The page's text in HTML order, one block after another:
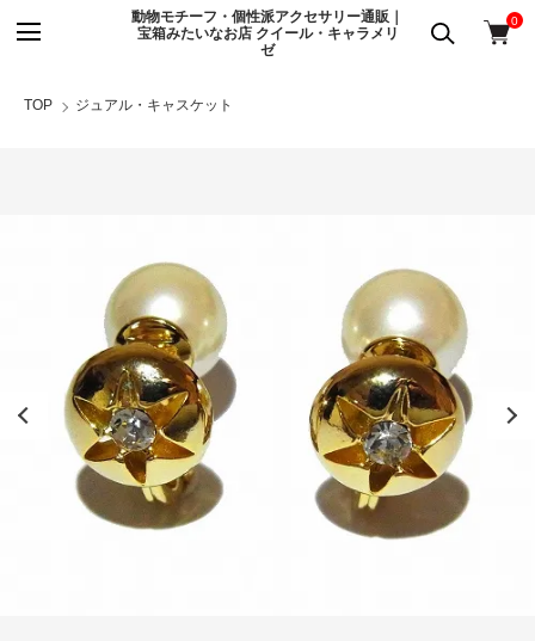
動物モチーフ・個性派アクセサリー通販｜
宝箱みたいなお店 クイール・キャラメリ
ゼ
0
TOP ジュアル・キャスケット